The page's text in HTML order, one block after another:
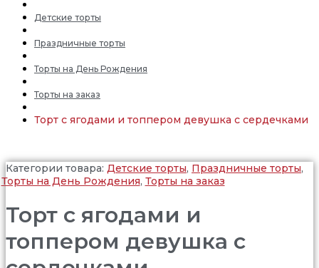
Детские торты
Праздничные торты
Торты на День Рождения
Торты на заказ
Торт с ягодами и топпером девушка с сердечками
Категории товара: Детские торты, Праздничные торты,
Торты на День Рождения, Торты на заказ
Торт с ягодами и
топпером девушка с